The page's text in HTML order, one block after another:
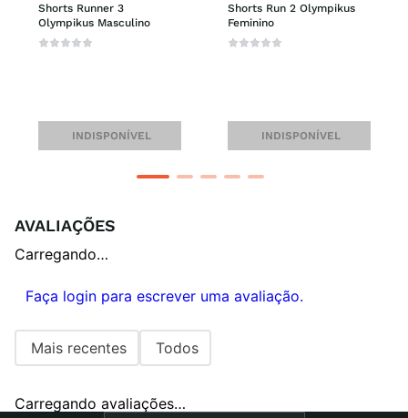
Shorts Runner 3
Olympikus Masculino
INDISPONÍVEL
Shorts Run 2 Olympikus
Feminino
INDISPONÍVEL
AVALIAÇÕES
Carregando…
Faça login para escrever uma avaliação.
Mais recentes Todos
Carregando avaliações…